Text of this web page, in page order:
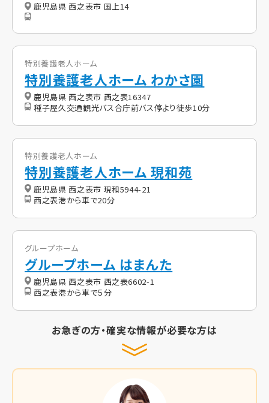
鹿児島県 西之表市 国上14
特別養護老人ホーム
特別養護老人ホーム わかさ園
鹿児島県 西之表市 西之表16347
種子屋久交通観光バス合庁前バス停より徒歩10分
特別養護老人ホーム
特別養護老人ホーム 現和苑
鹿児島県 西之表市 現和5944-21
西之表港から車で20分
グループホーム
グループホーム はまんた
鹿児島県 西之表市 西之表6602-1
西之表港から車で５分
お急ぎの方・確実な情報が必要な方は